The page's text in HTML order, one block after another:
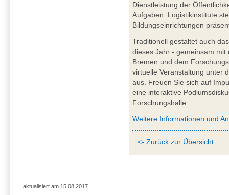
Dienstleistung der
Aufgaben. Logistikinstitute
Bildungseinrichtungen
Traditionell gestaltet auch
dieses Jahr - gemeinsam
Bremen und dem
virtuelle Veranstaltung unter
aus. Freuen Sie sich auf
eine interaktive
Forschungshalle.
Weitere Informationen und
<- Zurück zur Übersicht
aktualisiert am 15.08.2017